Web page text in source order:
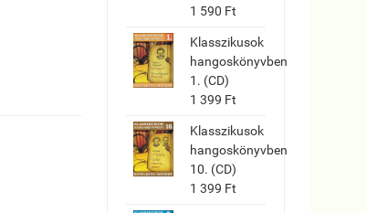
1 590 Ft
Klasszikusok
hangoskönyvben
1. (CD)
1 399 Ft
Klasszikusok
hangoskönyvben
10. (CD)
1 399 Ft